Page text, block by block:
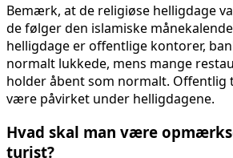
Bemærk, at de religiøse helligdage
de følger den islamiske
helligdage er offentlige kontorer,
normalt lukkede, mens mange
holder åbent som normalt. Offentlig
være påvirket under helligdagene.
Hvad skal man være
turist?